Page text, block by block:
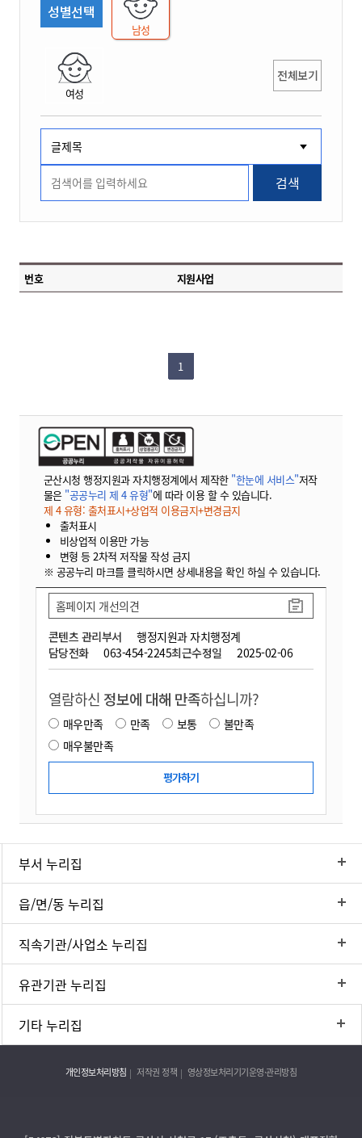
성별선택
남성
여성
전체보기
검색
번호 지원사업
1
군산시청 행정지원과 자치행정계에서 제작한 "한눈에 서비스"저작
물은 "공공누리 제 4 유형"에 따라 이용 할 수 있습니다.
제 4 유형: 출처표시+상업적 이용금지+변경금지
출처표시
비상업적 이용만 가능
변형 등 2차적 저작물 작성 금지
※ 공공누리 마크를 클릭하시면 상세내용을 확인 하실 수 있습니다.
콘텐츠 관리부서
행정지원과 자치행정계
담당전화
063-454-2245최근수정일 2025-02-06
홈페이지 개선의견
열람하신 정보에 대해 만족하십니까?
매우만족 만족 보통
불만족
매우불만족
부서 누리집
읍/면/동 누리집
직속기관/사업소 누리집
유관기관 누리집
기타 누리집
개인정보처리방침 저작권 정책 영상정보처리기기운영·관리방침